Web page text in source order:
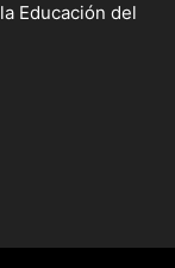
Educación del